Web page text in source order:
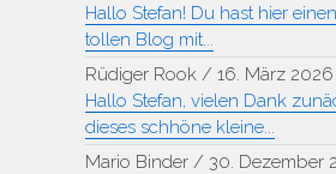
Hallo Stefan! Du hast hier
tollen Blog mit...
Rüdiger Rook / 16. März 2026
Hallo Stefan, vielen Dank
dieses schhöne kleine...
Mario Binder / 30. Dezember